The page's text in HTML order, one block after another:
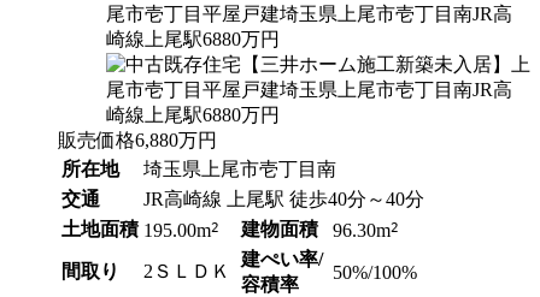
販売価格6,880万円
所在地
埼玉県上尾市壱丁目南
交通
JR高崎線 上尾駅 徒歩40分～40分
土地面積 195.00m2 建物面積 96.30m2
間取り 2ＳＬＤＫ
建ぺい率/
容積率
50%/100%